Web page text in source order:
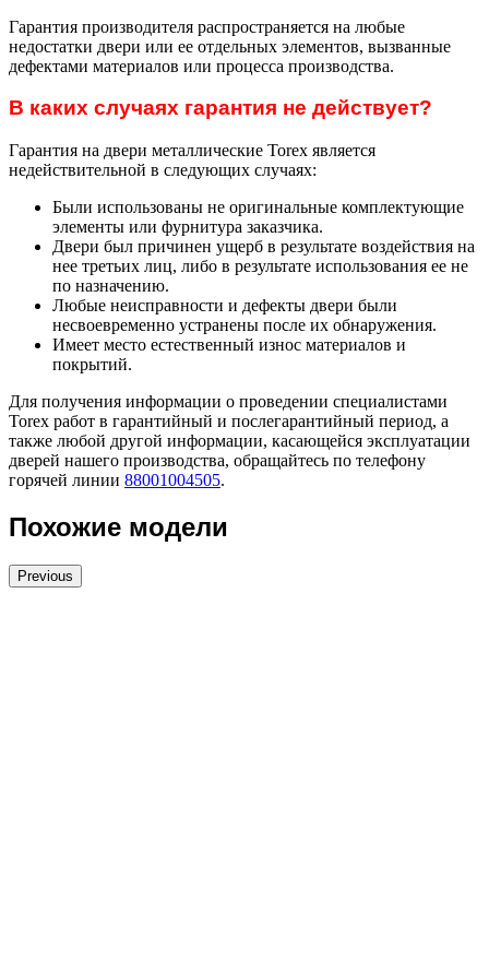
Гарантия производителя распространяется на любые
недостатки двери или ее отдельных элементов, вызванные
дефектами материалов или процесса производства.
В каких случаях гарантия не действует?
Гарантия на двери металлические Torex является
недействительной в следующих случаях:
Были использованы не оригинальные комплектующие
элементы или фурнитура заказчика.
Двери был причинен ущерб в результате воздействия на
нее третьих лиц, либо в результате использования ее не
по назначению.
Любые неисправности и дефекты двери были
несвоевременно устранены после их обнаружения.
Имеет место естественный износ материалов и
покрытий.
Для получения информации о проведении специалистами
Torex работ в гарантийный и послегарантийный период, а
также любой другой информации, касающейся эксплуатации
дверей нашего производства, обращайтесь по телефону
горячей линии 88001004505.
Похожие модели
Previous